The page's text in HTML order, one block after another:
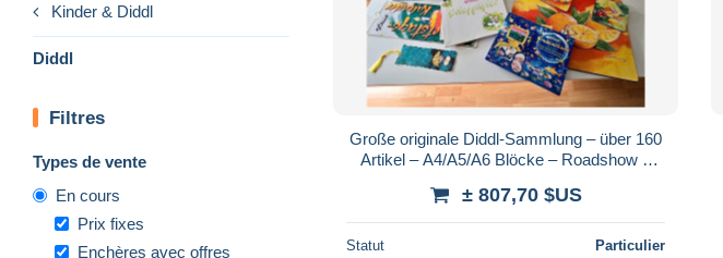
Kinder & Diddl
Diddl
Filtres
Types de vente
En cours
Prix fixes
Enchères avec offres
Große originale Diddl-Sammlung – über 160
Artikel – A4/A5/A6 Blöcke – Roadshow –
± 807,70 $US
Statut Particulier